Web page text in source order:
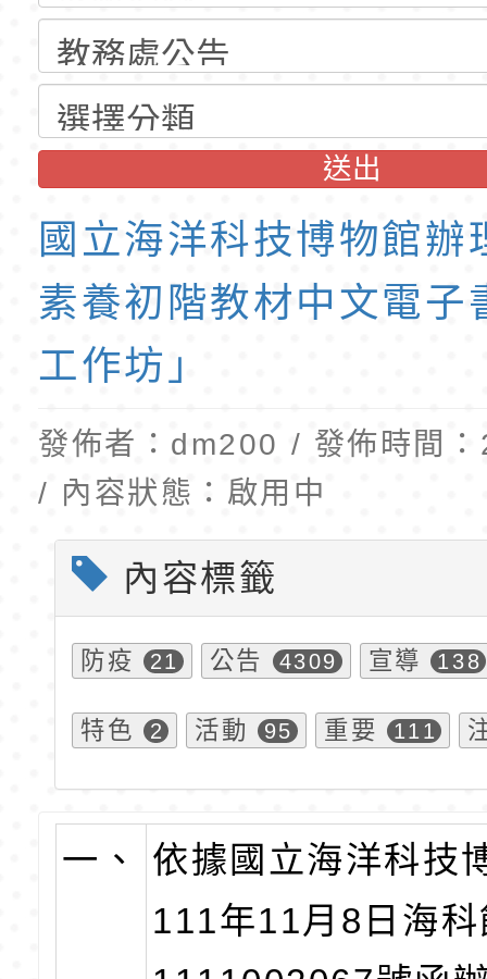
走」動畫影片
員健康講座「吃得安
心」，請退休同仁踴
清華光罩教學專業論
動時代中的好老師：
教師韌性
轉環境部「淨零綠領
程」
轉農業部桃園區農業
「115年食農教育專
訓練課程」，歡迎已
育專業人員資格者報
錄取公告-桃園市桃
民小學115學年度「
理人員」甄選
送出
國立海洋科技博物館辦
素養初階教材中文電子
工作坊」
發佈者：dm200 / 發佈時間
/ 內容狀態：啟用中
內容標籤
防疫 21 公告 4309 宣導 138
特色 2 活動 95 重要 111
一、
依據國立海洋科技
111年11月8日海